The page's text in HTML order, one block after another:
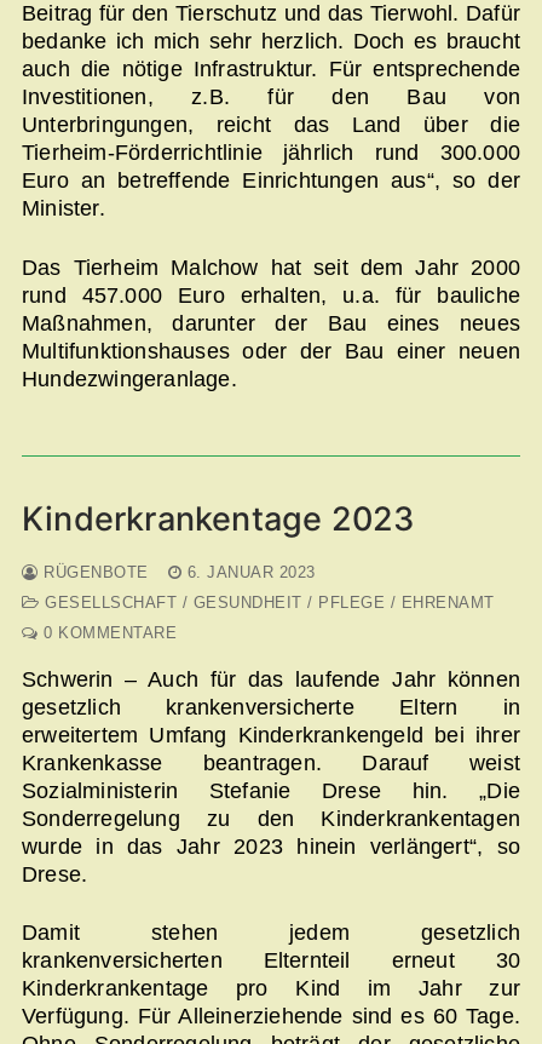
Beitrag für den Tierschutz und das Tierwohl. Dafür
bedanke ich mich sehr herzlich. Doch es braucht
auch die nötige Infrastruktur. Für entsprechende
Investitionen, z.B. für den Bau von
Unterbringungen, reicht das Land über die
Tierheim-Förderrichtlinie jährlich rund 300.000
Euro an betreffende Einrichtungen aus“, so der
Minister.
Das Tierheim Malchow hat seit dem Jahr 2000
rund 457.000 Euro erhalten, u.a. für bauliche
Maßnahmen, darunter der Bau eines neues
Multifunktionshauses oder der Bau einer neuen
Hundezwingeranlage.
Kinderkrankentage 2023
RÜGENBOTE
6. JANUAR 2023
GESELLSCHAFT / GESUNDHEIT / PFLEGE / EHRENAMT
0 KOMMENTARE
Schwerin – Auch für das laufende Jahr können
gesetzlich krankenversicherte Eltern in
erweitertem Umfang Kinderkrankengeld bei ihrer
Krankenkasse beantragen. Darauf weist
Sozialministerin Stefanie Drese hin. „Die
Sonderregelung zu den Kinderkrankentagen
wurde in das Jahr 2023 hinein verlängert“, so
Drese.
Damit stehen jedem gesetzlich
krankenversicherten Elternteil erneut 30
Kinderkrankentage pro Kind im Jahr zur
Verfügung. Für Alleinerziehende sind es 60 Tage.